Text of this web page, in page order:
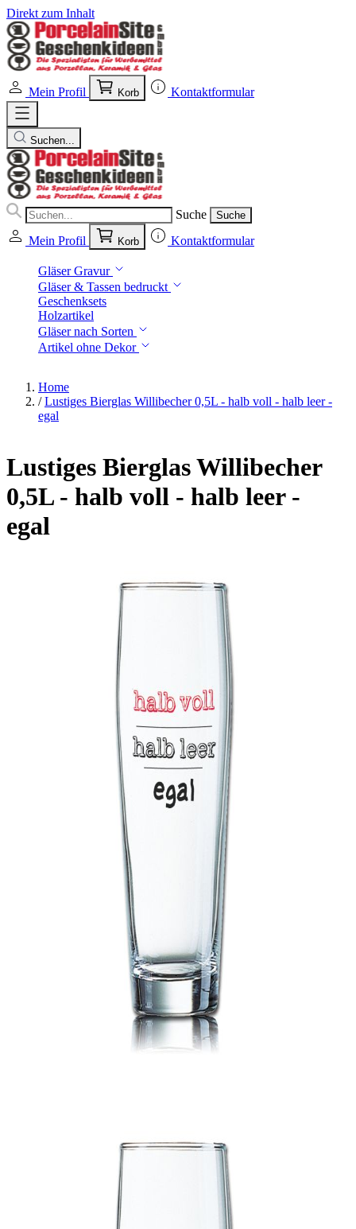
Direkt zum Inhalt
Mein Profil Korb Kontaktformular
Suchen...
Suche Suche
Mein Profil Korb Kontaktformular
Gläser Gravur
Gläser & Tassen bedruckt
Geschenksets
Holzartikel
Gläser nach Sorten
Artikel ohne Dekor
Home
/ Lustiges Bierglas Willibecher 0,5L - halb voll - halb leer -
egal
Lustiges Bierglas Willibecher
0,5L - halb voll - halb leer -
egal